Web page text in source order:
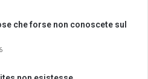
che forse non conoscete sul